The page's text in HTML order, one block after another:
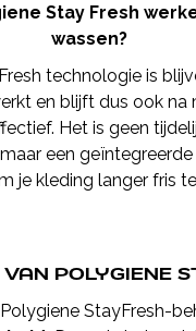
Stay Fresh
wassen?
technologie is
en blijft dus ook na
Het is geen
een
je kleding langer fris
POLYGIENE
StayFresh-